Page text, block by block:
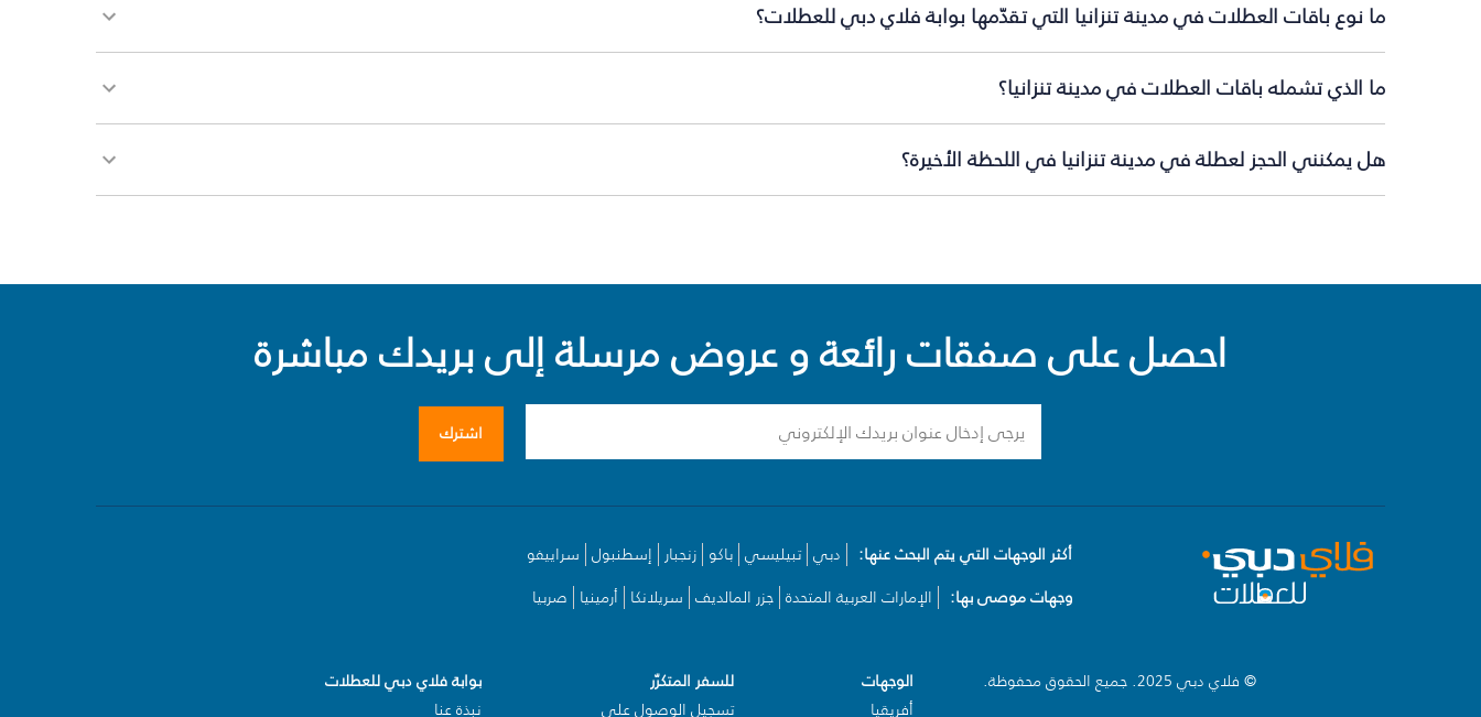
ما نوع باقات العطلات في مدينة تنزانيا التي تقدّمها بوابة فلاي دبي للعطلات؟
ما الذي تشمله باقات العطلات في مدينة تنزانيا؟
هل يمكنني الحجز لعطلة في مدينة تنزانيا في اللحظة الأخيرة؟
احصل على صفقات رائعة و عروض مرسلة إلى بريدك مباشرة
اشترك
أكثر الوجهات التي يتم البحث عنها: دبي تبيليسي باكو زنجبار إسطنبول سراييفو
وجهات موصى بها:
الإمارات العربية المتحدة جزر المالديف سريلانكا أرمينيا صربيا
© فلاي دبي 2025. جميع الحقوق محفوظة.
الوجهات
أفريقيا
للسفر المتكرّر
تسجيل الوصول على
بوابة فلاي دبي للعطلات
نبذة عنا